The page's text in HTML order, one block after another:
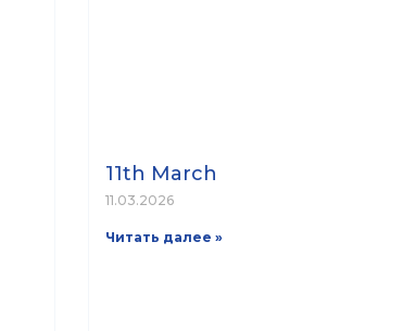
11th March
11.03.2026
Читать далее »